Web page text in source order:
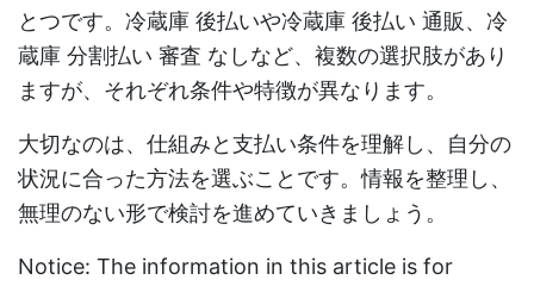
とつです。 冷蔵庫 後払いや冷蔵庫 後払い 通販、 冷
蔵庫 分割払い 審査 なしなど、複数の選択肢があり
ますが、それぞれ条件や特徴が異なります。
大切なのは、仕組みと支払い条件を理解し、自分の
状況に合った方法を選ぶことです。情報を整理し、
無理のない形で検討を進めていきましょう。
Notice: The information in this article is for